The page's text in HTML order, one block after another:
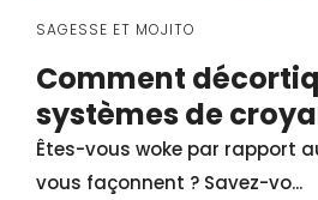
SAGESSE ET MOJITO
Comment
systèmes de
Êtes-vous woke par rapport
vous façonnent ? Savez-vo...